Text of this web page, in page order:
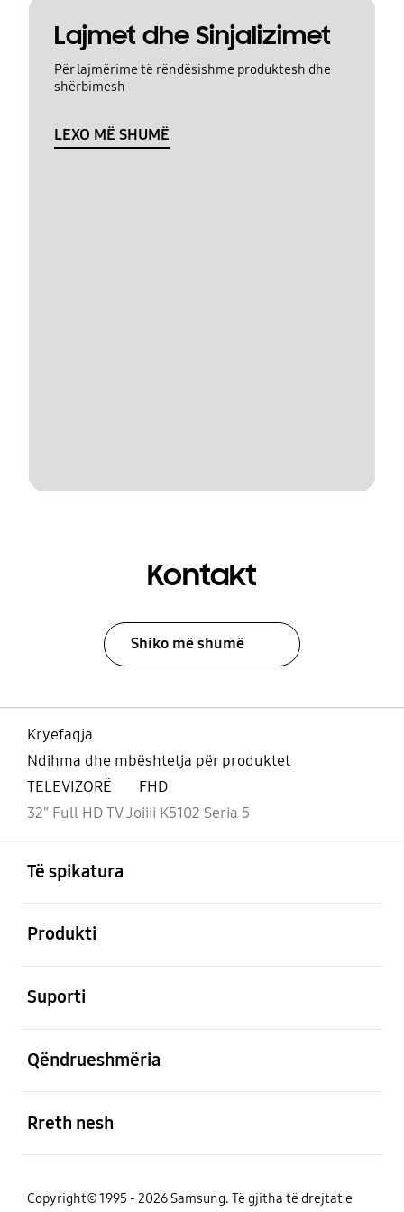
Lajmet dhe Sinjalizimet
Për lajmërime të rëndësishme produktesh dhe
shërbimesh
LEXO MË SHUMË
Kontakt
Shiko më shumë
Kryefaqja
Ndihma dhe mbështetja për produktet
TELEVIZORË
FHD
32" Full HD TV Joiiii K5102 Seria 5
Të spikatura
Produkti
Suporti
Qëndrueshmëria
Rreth nesh
Copyright© 1995 - 2026 Samsung. Të gjitha të drejtat e